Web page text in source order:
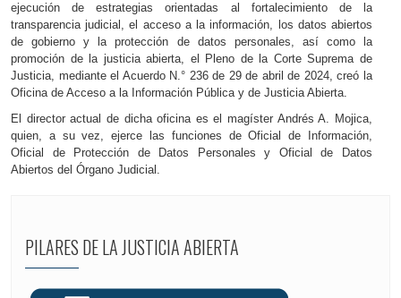
ejecución de estrategias orientadas al fortalecimiento de la
transparencia judicial, el acceso a la información, los datos abiertos
de gobierno y la protección de datos personales, así como la
promoción de la justicia abierta, el Pleno de la Corte Suprema de
Justicia, mediante el Acuerdo N.° 236 de 29 de abril de 2024, creó la
Oficina de Acceso a la Información Pública y de Justicia Abierta.
El director actual de dicha oficina es el magíster Andrés A. Mojica,
quien, a su vez, ejerce las funciones de Oficial de Información,
Oficial de Protección de Datos Personales y Oficial de Datos
Abiertos del Órgano Judicial.
PILARES DE LA JUSTICIA ABIERTA